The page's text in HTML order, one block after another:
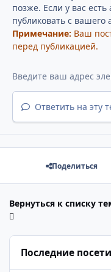
позже. Если у вас есть
публиковать с вашего
Примечание: Ваш
перед публикацией.
Ответить на эту
Поделиться
Вернуться к списку
Последние